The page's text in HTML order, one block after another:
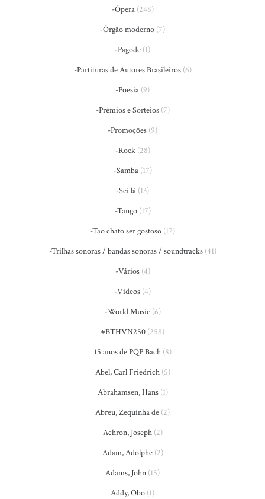
-Ópera(248)
-Órgão moderno (7)
-Pagode (1)
-Partituras de Autores Brasileiros(6)
-Poesia (9)
-Prêmios e Sorteios(7)
-Promoções (9)
-Rock(28)
-Samba(17)
-Sei lá (13)
-Tango(17)
-Tão chato ser gostoso (17)
-Trilhas sonoras / bandas sonoras / soundtracks(41)
-Vários(4)
-Vídeos (4)
-World Music (6)
#BTHVN250(258)
15 anos de PQP Bach(8)
Abel, Carl Friedrich(5)
Abrahamsen, Hans(1)
Abreu, Zequinha de (2)
Achron, Joseph(2)
Adam, Adolphe(2)
Adams, John (15)
Addy, Obo (1)